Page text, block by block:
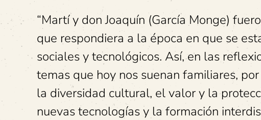
“Martí y don Joaquín (García Monge)
que respondiera a la época en que se
sociales y tecnológicos. Así, en las
temas que hoy nos suenan familiares,
la diversidad cultural, el valor y la
nuevas tecnologías y la formación